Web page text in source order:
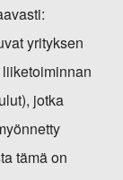
yrityksen
jotka
tämä on